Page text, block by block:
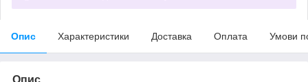
Опис Характеристики Доставка Оплата Умови
Опис